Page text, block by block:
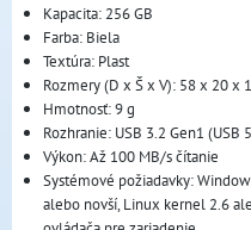
Kapacita: 256 GB
Farba: Biela
Textúra: Plast
Rozmery (D x Š x V): 58 x 20 x
Hmotnosť: 9 g
Rozhranie: USB 3.2 Gen1 (USB
Výkon: Až 100 MB/s čítanie
Systémové požiadavky:
alebo novší, Linux kernel 2.6